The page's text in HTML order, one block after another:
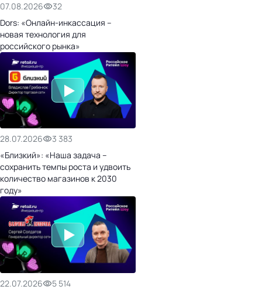
07.08.2026
32
Dors: «Онлайн-инкассация –
новая технология для
российского рынка»
28.07.2026
3 383
«Близкий»: «Наша задача –
сохранить темпы роста и удвоить
количество магазинов к 2030
году»
22.07.2026
5 514